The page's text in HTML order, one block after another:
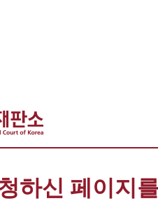
하신 페이지